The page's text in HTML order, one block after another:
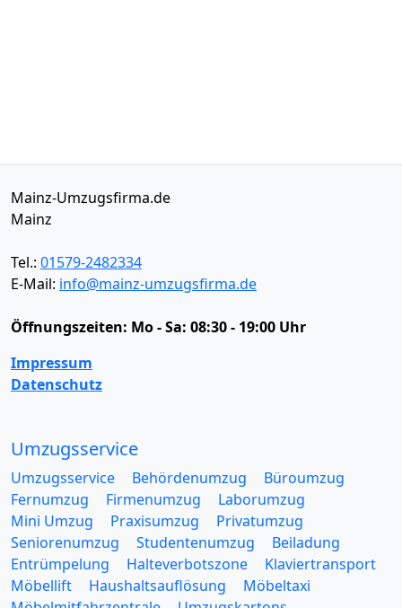
Mainz-Umzugsfirma.de
Mainz
Tel.: 01579-2482334
E-Mail: info@mainz-umzugsfirma.de
Öffnungszeiten: Mo - Sa: 08:30 - 19:00 Uhr
Impressum
Datenschutz
Umzugsservice
Umzugsservice Behördenumzug
Büroumzug
Fernumzug
Firmenumzug
Laborumzug
Mini Umzug
Praxisumzug
Privatumzug
Seniorenumzug
Studentenumzug
Beiladung
Entrümpelung
Halteverbotszone
Klaviertransport
Möbellift
Haushaltsauflösung
Möbeltaxi